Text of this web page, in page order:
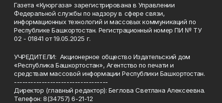
Газета «Куюргаза» зарегистрирована в Управлении
Федеральной службы по надзору в сфере связи,
информационных технологий и массовых коммуникаций по
Республике Башкортостан. Регистрационный номер ПИ № ТУ
02 - 01841 от 19.05.2025 г.
УЧРЕДИТЕЛИ: Акционерное общество Издательский дом
«Республика Башкортостан», Агентство по печати и
средствам массовой информации Республики Башкортостан.
----------------------------------
Директор (главный редактор): Беглова Светлана Алексеевна.
Телефон: 8(34757) 6-21-12